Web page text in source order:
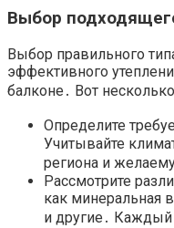
Выбор
Выбор правильного
эффективного
балконе․ Вот
Определите
Учитывайте
региона и
Рассмотрите
как минеральная
и другие․